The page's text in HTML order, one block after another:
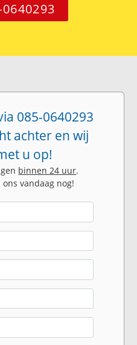
085-0640293
achter en wij
u op!
binnen 24 uur.
vandaag nog!